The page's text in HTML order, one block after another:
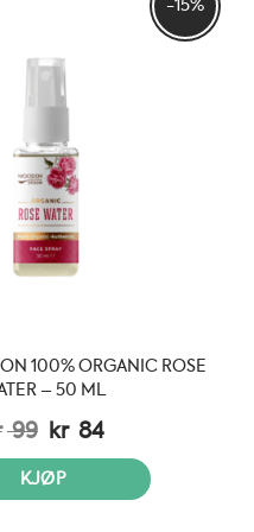
-15%
100% ORGANIC ROSE
– 50 ML
99 Opprinnelig
pris
var:
kr 99.
kr 84Nåværende
pris
kr 84.
KJØP